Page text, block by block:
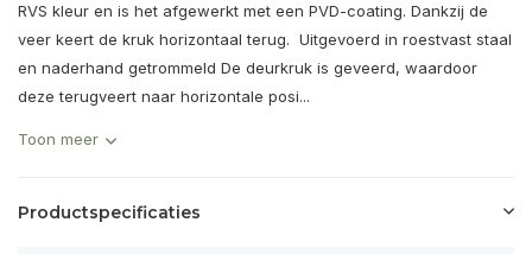
RVS kleur en is het afgewerkt met een PVD-coating. Dankzij de
veer keert de kruk horizontaal terug. Uitgevoerd in roestvast staal
en naderhand getrommeld De deurkruk is geveerd, waardoor
deze terugveert naar horizontale posi...
Toon meer
Productspecificaties